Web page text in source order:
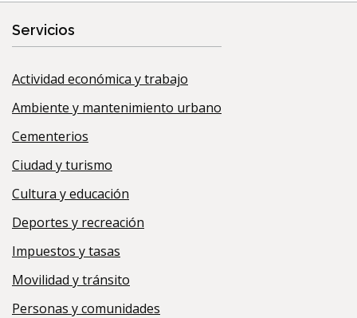
Servicios
Actividad económica y trabajo
Ambiente y mantenimiento urbano
Cementerios
Ciudad y turismo
Cultura y educación
Deportes y recreación
Impuestos y tasas
Movilidad y tránsito
Personas y comunidades